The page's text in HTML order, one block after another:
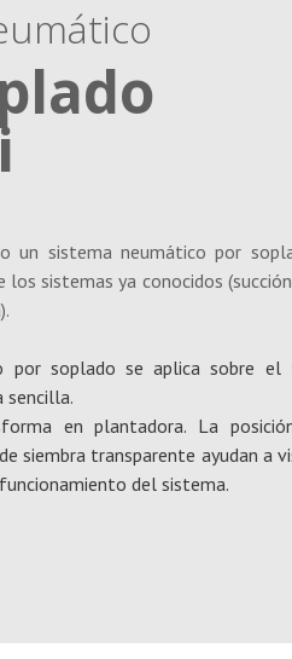
un sistema neumático por
sistemas ya conocidos
por soplado se aplica sobre el
sencilla.
en plantadora. La
siembra transparente ayudan a
del sistema.